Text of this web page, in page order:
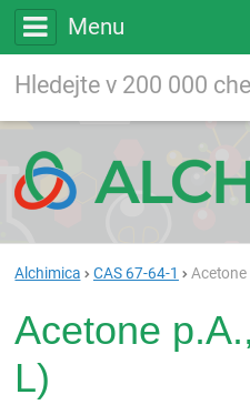
Menu
Vyhledávání
Alchimica CAS 67-64-1 Acetone
Acetone
L)